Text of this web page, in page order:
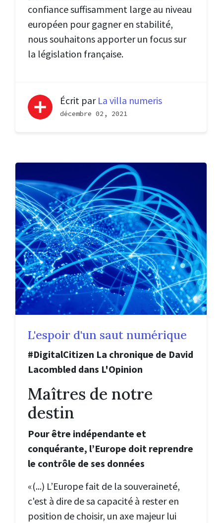
confiance suffisamment large au niveau
européen pour gagner en stabilité,
nous souhaitons apporter un focus sur
la législation française.
Écrit par La villa numeris
décembre 02, 2021
L'espoir d'un saut numérique
#DigitalCitizen La chronique de David
Lacombled dans L'Opinion
Maîtres de notre
destin
Pour être indépendante et
conquérante, l’Europe doit reprendre
le contrôle de ses données
«(...) L’Europe fait de la souveraineté,
c'est à dire de sa capacité à rester en
position de choisir, un axe majeur lui